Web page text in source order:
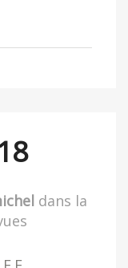
dans la